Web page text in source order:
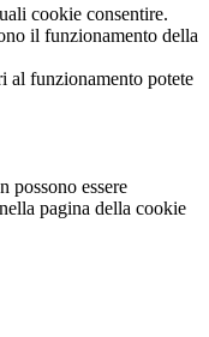
cookie consentire.
il funzionamento della
al funzionamento potete
possono essere
pagina della cookie